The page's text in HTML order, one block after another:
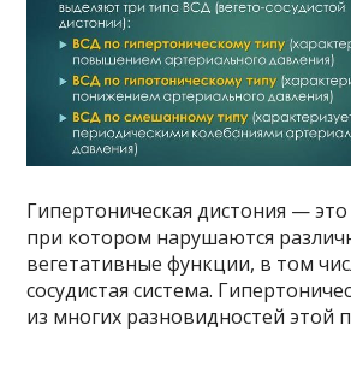
Гипертоническая дистония —
при котором нарушаются
вегетативные функции, в том
сосудистая система.
из многих разновидностей этой